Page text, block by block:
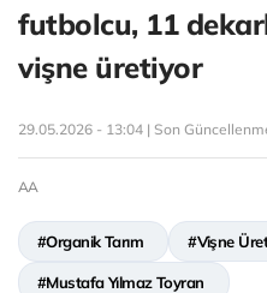
futbolcu, 11
vişne üretiyor
29.05.2026 - 13:04 | Son
AA
#Organik Tarım #Vişne
#Mustafa Yılmaz Toyran